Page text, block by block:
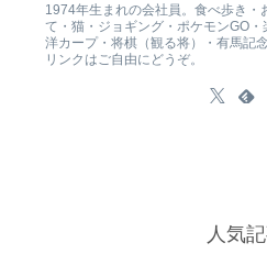
1974年生まれの会社員。食べ歩き・
て・猫・ジョギング・ポケモンGO
洋カープ・将棋（観る将）・有馬記
リンクはご自由にどうぞ。
人気